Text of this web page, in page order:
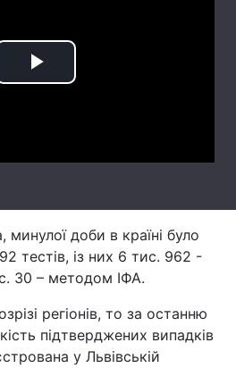
Думки
Вакансії
Play
минулої доби в країні було
тестів, із них 6 тис. 962 -
30 – методом ІФА.
регіонів, то за останню
підтверджених випадків
у Львівській